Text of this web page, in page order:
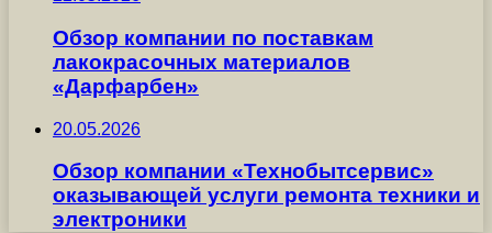
Обзор компании по поставкам
лакокрасочных материалов
«Дарфарбен»
20.05.2026
Обзор компании «Технобытсервис»
оказывающей услуги ремонта техники и
электроники